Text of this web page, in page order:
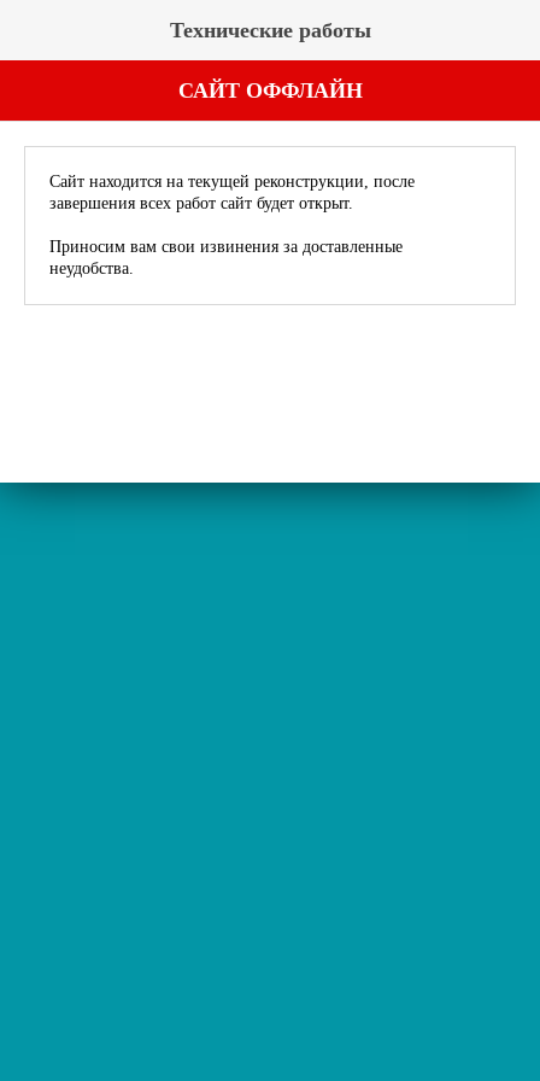
Технические работы
САЙТ ОФФЛАЙН
Сайт находится на текущей реконструкции, после
завершения всех работ сайт будет открыт.
Приносим вам свои извинения за доставленные
неудобства.